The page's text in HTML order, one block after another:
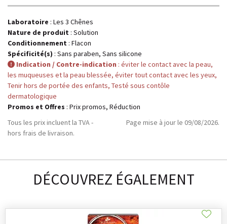
Laboratoire : Les 3 Chênes
Nature de produit : Solution
Conditionnement : Flacon
Spécificité(s) : Sans paraben, Sans silicone
Indication / Contre-indication : éviter le contact avec la peau,
les muqueuses et la peau blessée, éviter tout contact avec les yeux,
Tenir hors de portée des enfants, Testé sous contôle
dermatologique
Promos et Offres : Prix promos, Réduction
Tous les prix incluent la TVA -
hors frais de livraison.
Page mise à jour le 09/08/2026.
DÉCOUVREZ ÉGALEMENT